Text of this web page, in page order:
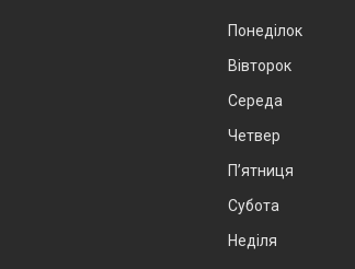
Понеділок
Вівторок
Середа
Четвер
Пʼятниця
Субота
Неділя